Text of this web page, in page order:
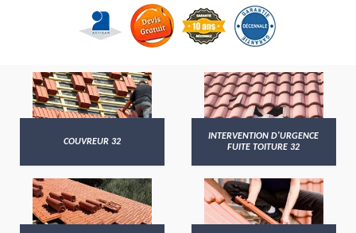
COUVREUR 32
INTERVENTION D'URGENCE
FUITE TOITURE 32